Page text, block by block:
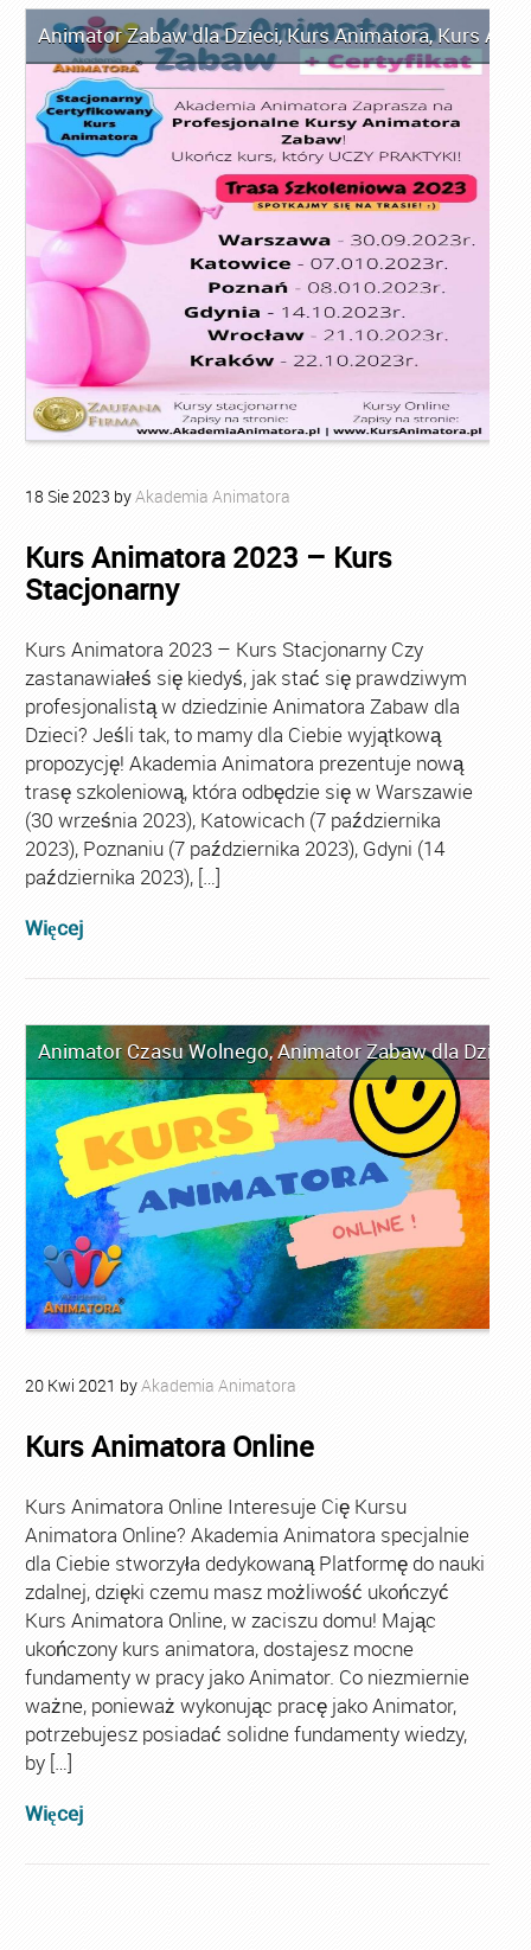
Animator Zabaw dla Dzieci,Kurs Animatora,Kurs
18 Sie2023 byAkademia Animatora
Kurs Animatora 2023 – Kurs
Stacjonarny
Kurs Animatora 2023 – Kurs Stacjonarny Czy
zastanawiałeś się kiedyś, jak stać się prawdziwym
profesjonalistą w dziedzinie Animatora Zabaw dla
Dzieci? Jeśli tak, to mamy dla Ciebie wyjątkową
propozycję! Akademia Animatora prezentuje nową
trasę szkoleniową, która odbędzie się w Warszawie
(30 września 2023), Katowicach (7 października
2023), Poznaniu (7 października 2023), Gdyni (14
października 2023), […]
Więcej
Animator Czasu Wolnego,Animator Zabaw dla Dzieci
20 Kwi 2021 byAkademia Animatora
Kurs Animatora Online
Kurs Animatora Online Interesuje Cię Kursu
Animatora Online? Akademia Animatora specjalnie
dla Ciebie stworzyła dedykowaną Platformę do nauki
zdalnej, dzięki czemu masz możliwość ukończyć
Kurs Animatora Online, w zaciszu domu! Mając
ukończony kurs animatora, dostajesz mocne
fundamenty w pracy jako Animator. Co niezmiernie
ważne, ponieważ wykonując pracę jako Animator,
potrzebujesz posiadać solidne fundamenty wiedzy,
by […]
Więcej